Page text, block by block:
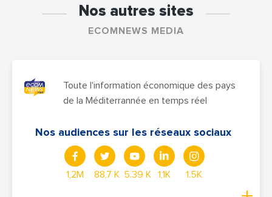
Nos autres sites
ECOMNEWS MEDIA
Toute l'information économique des pays
de la Méditerrannée en temps réel
Nos audiences sur les réseaux sociaux
1,2M 88,7 K 5.39 K 1,1K 1.5K